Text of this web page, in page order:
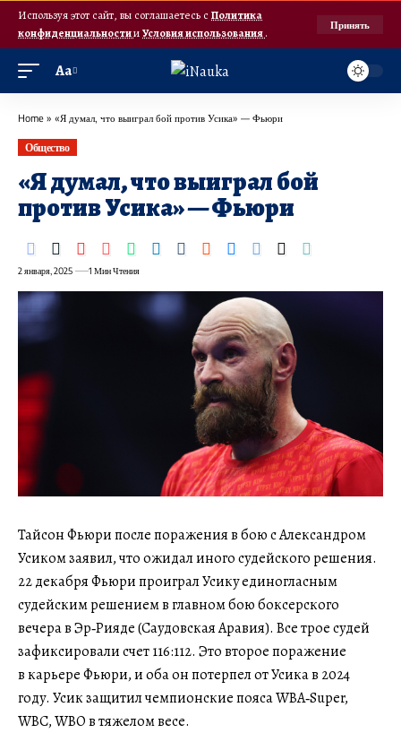
Используя этот сайт, вы соглашаетесь с Политика
конфиденциальностииУсловия использования.
Принять
Аа
Home » «Я думал, что выиграл бой против Усика» — Фьюри
Общество
«Я думал, что выиграл бой
против Усика» — Фьюри
2 января, 2025 1 Мин Чтения
Тайсон Фьюри после поражения в бою с Александром
Усиком заявил, что ожидал иного судейского решения.
22 декабря Фьюри проиграл Усику единогласным
судейским решением в главном бою боксерского
вечера в Эр‑Рияде (Саудовская Аравия). Все трое судей
зафиксировали счет 116:112. Это второе поражение
в карьере Фьюри, и оба он потерпел от Усика в 2024
году. Усик защитил чемпионские пояса WBA‑Super,
WBC, WBO в тяжелом весе.